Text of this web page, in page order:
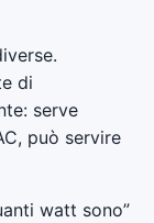
di
serve
può servire
watt sono”